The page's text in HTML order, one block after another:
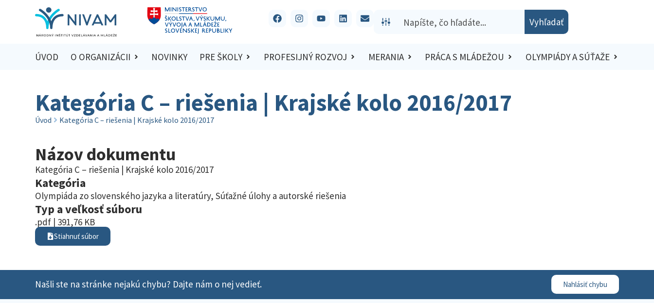
Vyhľadať
ÚVOD O ORGANIZÁCII NOVINKY PRE ŠKOLY PROFESIJNÝ ROZVOJ MERANIA PRÁCA S MLÁDEŽOU OLYMPIÁDY A SÚŤAŽE
Kategória C – riešenia | Krajské kolo 2016/2017
Úvod Kategória C – riešenia | Krajské kolo 2016/2017
Názov dokumentu
Kategória C – riešenia | Krajské kolo 2016/2017
Kategória
Olympiáda zo slovenského jazyka a literatúry, Súťažné úlohy a autorské riešenia
Typ a veľkosť súboru
.pdf | 391,76 KB
Stiahnuť súbor
Našli ste na stránke nejakú chybu? Dajte nám o nej vedieť. Nahlásiť chybu